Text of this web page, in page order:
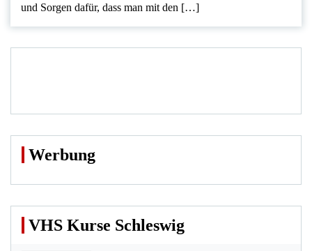
und Sorgen dafür, dass man mit den […]
Werbung
VHS Kurse Schleswig